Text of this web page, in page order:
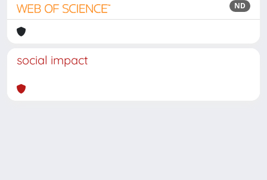
ND
social impact